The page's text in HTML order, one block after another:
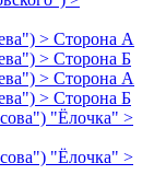
> Сторона А
> Сторона Б
> Сторона А
> Сторона Б
"Ёлочка" >
"Ёлочка" >